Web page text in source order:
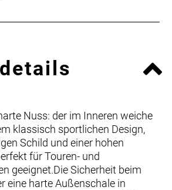
Nuss: der im Inneren weiche
klassisch sportlichen Design,
Schild und einer hohen
für Touren- und
geeignet.Die Sicherheit beim
eine harte Außenschale in